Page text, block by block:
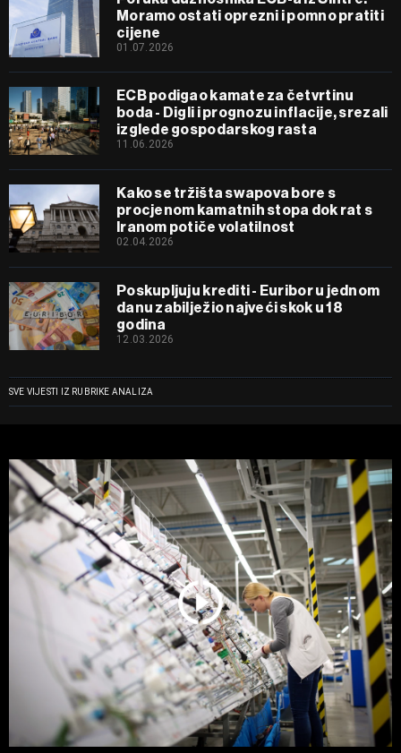
Moramo ostati oprezni i pomno pratiti
cijene
01.07.2026
ECB podigao kamate za četvrtinu
boda - Digli i prognozu inflacije, srezali
izglede gospodarskog rasta
11.06.2026
Kako se tržišta swapova bore s
procjenom kamatnih stopa dok rat s
Iranom potiče volatilnost
02.04.2026
Poskupljuju krediti - Euribor u jednom
danu zabilježio najveći skok u 18
godina
12.03.2026
SVE VIJESTI IZ RUBRIKE ANALIZA